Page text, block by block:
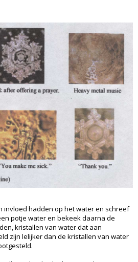
invloed hadden op het water en schreef
potje water en bekeek daarna de
kristallen van water dat aan
zijn lelijker dan de kristallen van water